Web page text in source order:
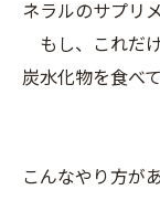
ネラルのサプリ
もし、これだ
炭水化物を食べて
こんなやり方が